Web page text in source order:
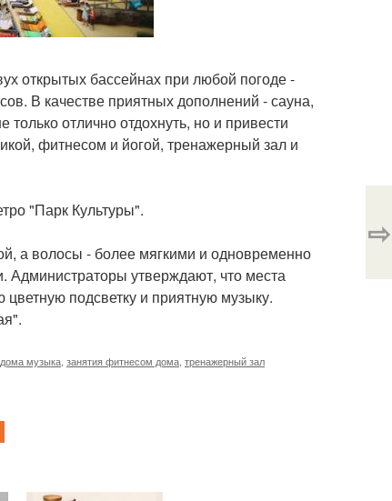
открытых бассейнах при любой погоде -
В качестве приятных дополнений - сауна,
отлично отдохнуть, но и привести
фитнесом и йогой, тренажерный зал и
"Парк Культуры".
а волосы - более мягкими и одновременно
Администраторы утверждают, что места
подсветку и приятную музыку.
музыка занятия фитнесом дома тренажерный зал
⇨